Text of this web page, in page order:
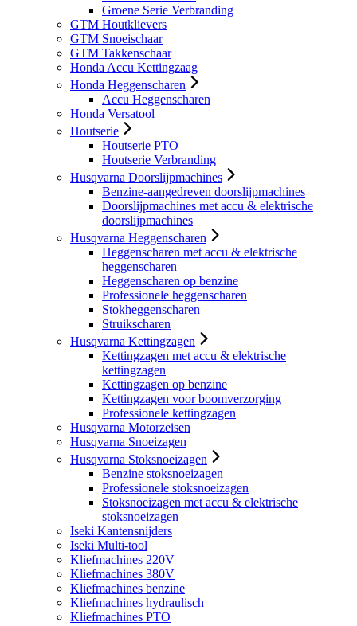
Groene Serie Verbranding
GTM Houtklievers
GTM Snoeischaar
GTM Takkenschaar
Honda Accu Kettingzaag
Honda Heggenscharen
Accu Heggenscharen
Honda Versatool
Houtserie
Houtserie PTO
Houtserie Verbranding
Husqvarna Doorslijpmachines
Benzine-aangedreven doorslijpmachines
Doorslijpmachines met accu & elektrische
doorslijpmachines
Husqvarna Heggenscharen
Heggenscharen met accu & elektrische
heggenscharen
Heggenscharen op benzine
Professionele heggenscharen
Stokheggenscharen
Struikscharen
Husqvarna Kettingzagen
Kettingzagen met accu & elektrische
kettingzagen
Kettingzagen op benzine
Kettingzagen voor boomverzorging
Professionele kettingzagen
Husqvarna Motorzeisen
Husqvarna Snoeizagen
Husqvarna Stoksnoeizagen
Benzine stoksnoeizagen
Professionele stoksnoeizagen
Stoksnoeizagen met accu & elektrische
stoksnoeizagen
Iseki Kantensnijders
Iseki Multi-tool
Kliefmachines 220V
Kliefmachines 380V
Kliefmachines benzine
Kliefmachines hydraulisch
Kliefmachines PTO